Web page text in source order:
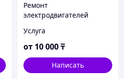
Ремонт
электродвигателей
Услуга
от 10 000₸
Написать